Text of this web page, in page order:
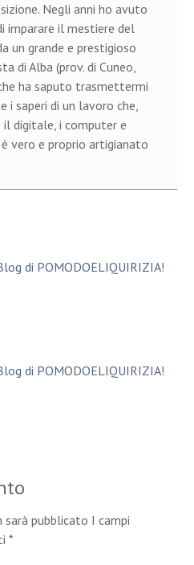
Negli anni ho avuto
imparare il mestiere del
un grande e prestigioso
di Alba (prov. di Cuneo,
ha saputo trasmettermi
i saperi di un lavoro che,
digitale, i computer e
vero e proprio artigianato
di POMODOELIQUIRIZIA!
di POMODOELIQUIRIZIA!
pubblicato I campi
*